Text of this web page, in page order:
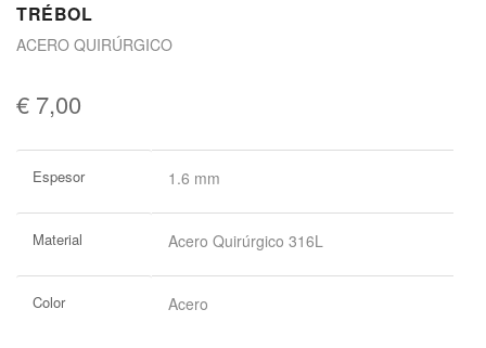
TRÉBOL
ACERO QUIRÚRGICO
€ 7,00
Información
Espesor 1.6 mm
Material Acero Quirúrgico 316L
Color Acero